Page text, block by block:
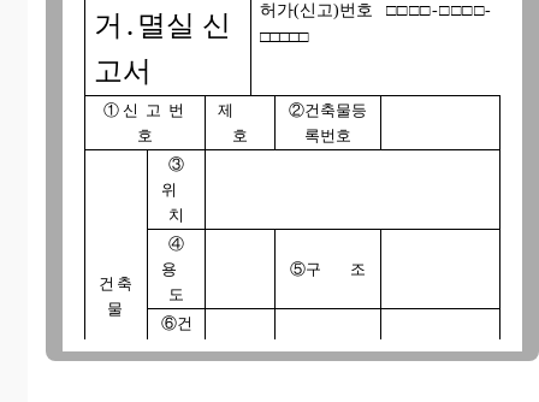
거․멸실 신
고서
허가(신고)번호 □□□□-□□□□-
□□□□□
① 신 고 번
호
제
호
②건축물등
록번호
건축
물
③
위
치
④
용
도
⑤구 조
⑥건
축물
⑦연 면 적